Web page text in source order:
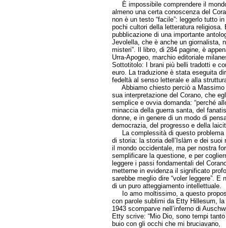
È impossibile comprendere il
almeno una certa conoscenza del
non è un testo “facile”: leggerlo tutto
pochi cultori della letteratura
pubblicazione di una importante
Jevolella, che è anche un giornalista,
misteri”. Il libro, di 284 pagine, è
Urra-Apogeo, marchio editoriale
Sottotitolo: I brani più belli tradotti e
euro. La traduzione è stata eseguita
fedeltà al senso letterale e alla
Abbiamo chiesto perciò a Massimo
sua interpretazione del Corano, che
semplice e ovvia domanda: “perché
minaccia della guerra santa, del
donne, e in genere di un modo di
democrazia, del progresso e della
La complessità di questo problema
di storia: la storia dell’Islàm e dei suoi
il mondo occidentale, ma per nostra
semplificare la questione, e per
leggere i passi fondamentali del
metterne in evidenza il significato
sarebbe meglio dire “voler leggere”.
di un puro atteggiamento intellettuale.
Io amo moltissimo, a questo
con parole sublimi da Etty Hillesum,
1943 scomparve nell’inferno di
Etty scrive: “Mio Dio, sono tempi
buio con gli occhi che mi bruciavano,